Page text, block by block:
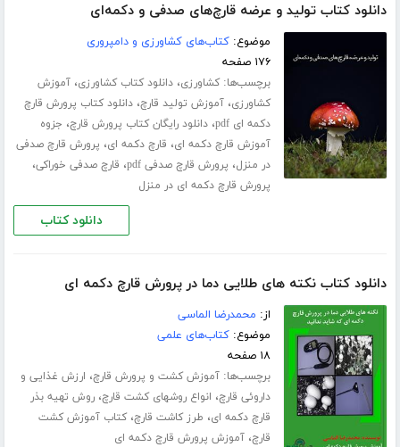
دانلود کتاب تولید و عرضه قارچ‌های صدفی و دکمه‌ای
موضوع:کتاب‌های کشاورزی و دامپروری
۱۷۶ صفحه
برچسب‌ها:کشاورزی،دانلود کتاب کشاورزی،آموزش
کشاورزی،آموزش تولید قارچ،دانلود کتاب پرورش قارچ
دکمه ای pdf
،دانلود رایگان کتاب پرورش قارچ، جزوه
آموزش قارچ دکمه ای، قارچ دکمه ای، پرورش قارچ صدفی
در منزل، پرورش قارچ صدفی pdf ، قارچ صدفی خوراکی،
پرورش قارچ دکمه ای در منزل
دانلود کتاب
دانلود کتاب نکته های طلایی دما در پرورش قارچ دکمه ای
از: محمدرضا الماسی
موضوع:کتاب‌های علمی
۱۸ صفحه
برچسب‌ها:آموزش کشت و پرورش قارچ، ارزش غذایی و
داروئی قارچ، انواع روشهای کشت قارچ،روش تهیه بذر
قارچ دکمه ای، طرز کاشت قارچ،کتاب آموزش کشت
قارچ،آموزش پرورش قارچ دکمه ای